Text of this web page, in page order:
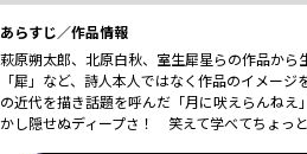
あらすじ／作品情報
萩原朔太郎、北原白秋、室生犀星らの作品から
「犀」など、詩人本人ではなく作品のイメー
の近代を描き話題を呼んだ「月に吠えらんね
かし隠せぬディープさ！ 笑えて学べてちょっ